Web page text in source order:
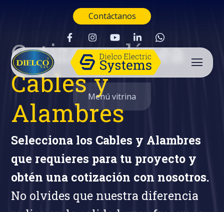
Contáctanos
Menú vitrina
Cotiza en línea
Cables y
Alambres
Selecciona los Cables y Alambres
que requieres para tu proyecto y
obtén una cotización con nosotros.
No olvides que nuestra diferencia